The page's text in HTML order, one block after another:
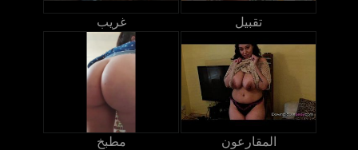
غريب تقبيل
مطبخ المقارعون